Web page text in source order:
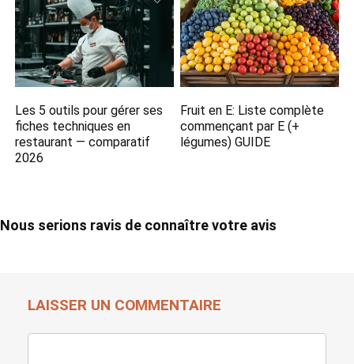
Les 5 outils pour gérer ses
fiches techniques en
restaurant — comparatif
2026
Fruit en E: Liste complète
commençant par E (+
légumes) GUIDE
Nous serions ravis de connaître votre avis
LAISSER UN COMMENTAIRE